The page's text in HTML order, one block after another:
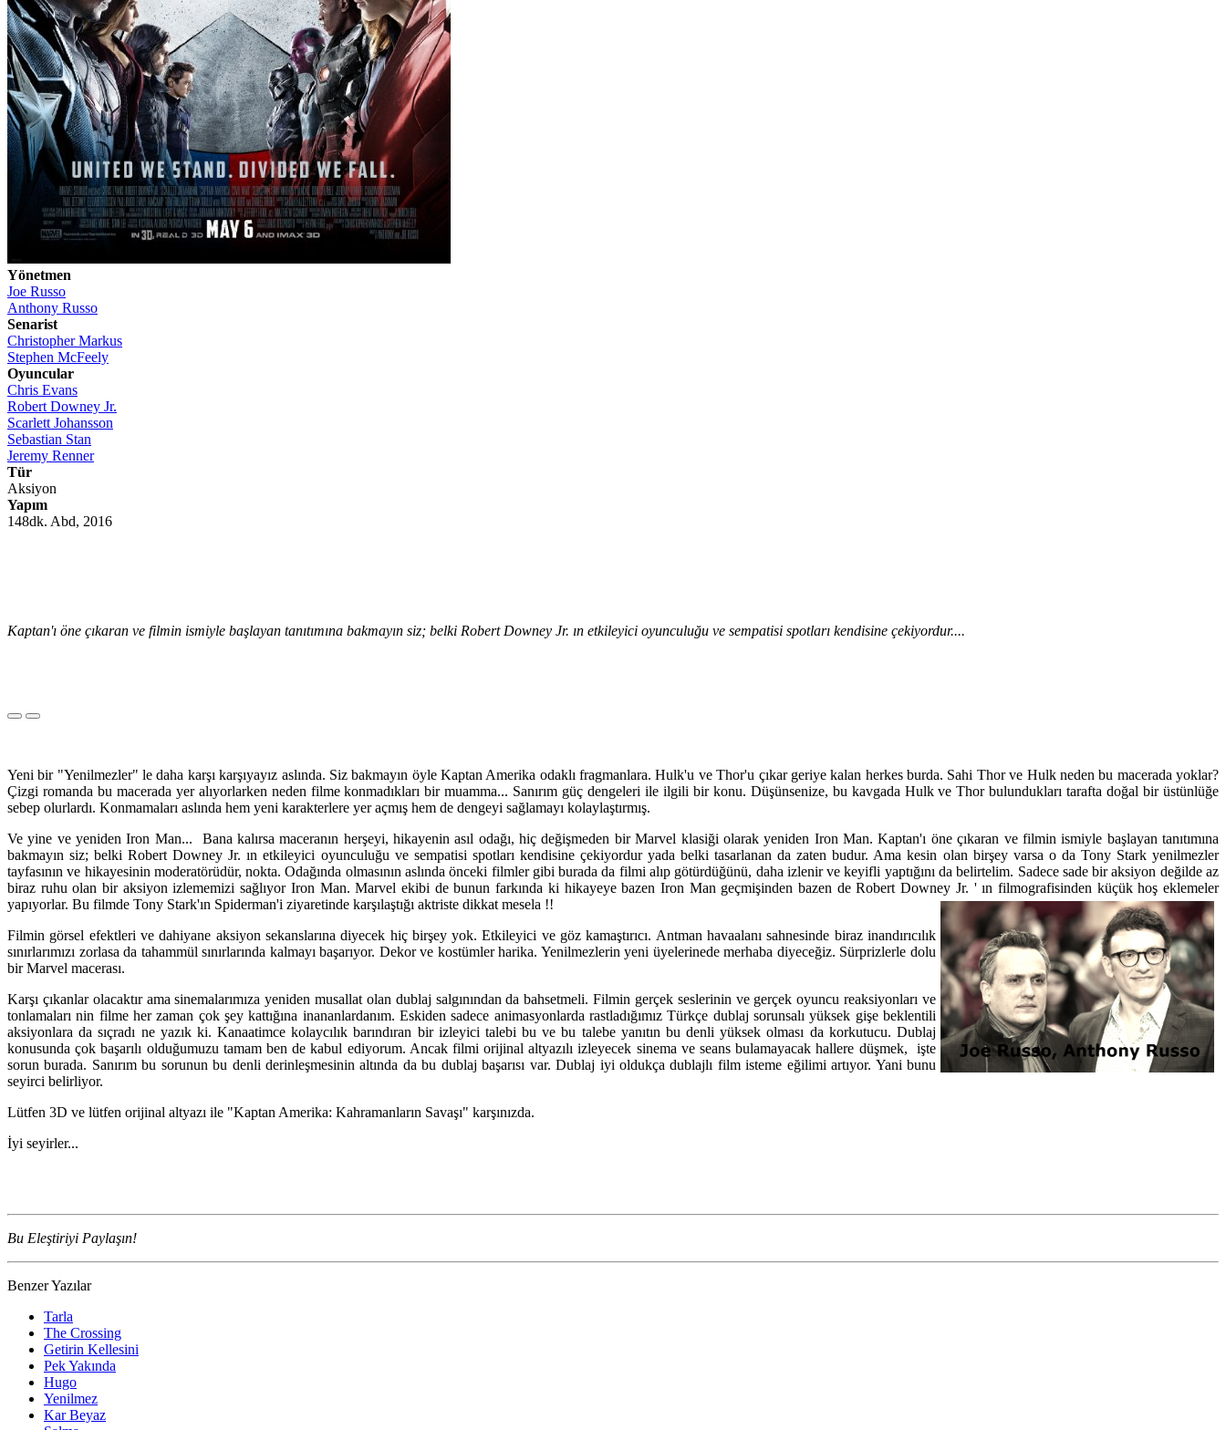
Yönetmen
Joe Russo
Anthony Russo
Senarist
Christopher Markus
Stephen McFeely
Oyuncular
Chris Evans
Robert Downey Jr.
Scarlett Johansson
Sebastian Stan
Jeremy Renner
Tür
Aksiyon
Yapım
148dk. Abd, 2016
Kaptan'ı öne çıkaran ve filmin ismiyle başlayan tanıtımına bakmayın siz; belki Robert Downey Jr. ın etkileyici oyunculuğu ve sempatisi spotları kendisine çekiyordur....
Yeni bir "Yenilmezler" le daha karşı karşıyayız aslında. Siz bakmayın öyle Kaptan Amerika odaklı fragmanlara. Hulk'u ve Thor'u çıkar geriye kalan herkes burda. Sahi Thor ve Hulk neden bu macerada yoklar?
Çizgi romanda bu macerada yer alıyorlarken neden filme konmadıkları bir muamma... Sanırım güç dengeleri ile ilgili bir konu. Düşünsenize, bu kavgada Hulk ve Thor bulundukları tarafta doğal bir üstünlüğe
sebep olurlardı. Konmamaları aslında hem yeni karakterlere yer açmış hem de dengeyi sağlamayı kolaylaştırmış.
Ve yine ve yeniden Iron Man... Bana kalırsa maceranın herşeyi, hikayenin asıl odağı, hiç değişmeden bir Marvel klasiği olarak yeniden Iron Man. Kaptan'ı öne çıkaran ve filmin ismiyle başlayan tanıtımına
bakmayın siz; belki Robert Downey Jr. ın etkileyici oyunculuğu ve sempatisi spotları kendisine çekiyordur yada belki tasarlanan da zaten budur. Ama kesin olan birşey varsa o da Tony Stark yenilmezler
tayfasının ve hikayesinin moderatörüdür, nokta. Odağında olmasının aslında önceki filmler gibi burada da filmi alıp götürdüğünü, daha izlenir ve keyifli yaptığını da belirtelim. Sadece sade bir aksiyon değilde az
biraz ruhu olan bir aksiyon izlememizi sağlıyor Iron Man. Marvel ekibi de bunun farkında ki hikayeye bazen Iron Man geçmişinden bazen de Robert Downey Jr. ' ın filmografisinden küçük hoş eklemeler
yapıyorlar. Bu filmde Tony Stark'ın Spiderman'i ziyaretinde karşılaştığı aktriste dikkat mesela !!
Filmin görsel efektleri ve dahiyane aksiyon sekanslarına diyecek hiç birşey yok. Etkileyici ve göz kamaştırıcı. Antman havaalanı sahnesinde biraz inandırıcılık
sınırlarımızı zorlasa da tahammül sınırlarında kalmayı başarıyor. Dekor ve kostümler harika. Yenilmezlerin yeni üyelerinede merhaba diyeceğiz. Sürprizlerle dolu
bir Marvel macerası.
Karşı çıkanlar olacaktır ama sinemalarımıza yeniden musallat olan dublaj salgınından da bahsetmeli. Filmin gerçek seslerinin ve gerçek oyuncu reaksiyonları ve
tonlamaları nin filme her zaman çok şey kattığına inananlardanım. Eskiden sadece animasyonlarda rastladığımız Türkçe dublaj sorunsalı yüksek gişe beklentili
aksiyonlara da sıçradı ne yazık ki. Kanaatimce kolaycılık barındıran bir izleyici talebi bu ve bu talebe yanıtın bu denli yüksek olması da korkutucu. Dublaj
konusunda çok başarılı olduğumuzu tamam ben de kabul ediyorum. Ancak filmi orijinal altyazılı izleyecek sinema ve seans bulamayacak hallere düşmek, işte
sorun burada. Sanırım bu sorunun bu denli derinleşmesinin altında da bu dublaj başarısı var. Dublaj iyi oldukça dublajlı film isteme eğilimi artıyor. Yani bunu
seyirci belirliyor.
Lütfen 3D ve lütfen orijinal altyazı ile "Kaptan Amerika: Kahramanların Savaşı" karşınızda.
İyi seyirler...
Bu Eleştiriyi Paylaşın!
Benzer Yazılar
Tarla
The Crossing
Getirin Kellesini
Pek Yakında
Hugo
Yenilmez
Kar Beyaz